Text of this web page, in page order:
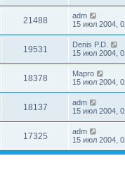
21488
adm
15 июл 2004,
19531
Denis P.D.
15 июл 2004,
18378
Марго
15 июл 2004,
18137
adm
15 июл 2004,
17325
adm
15 июл 2004,